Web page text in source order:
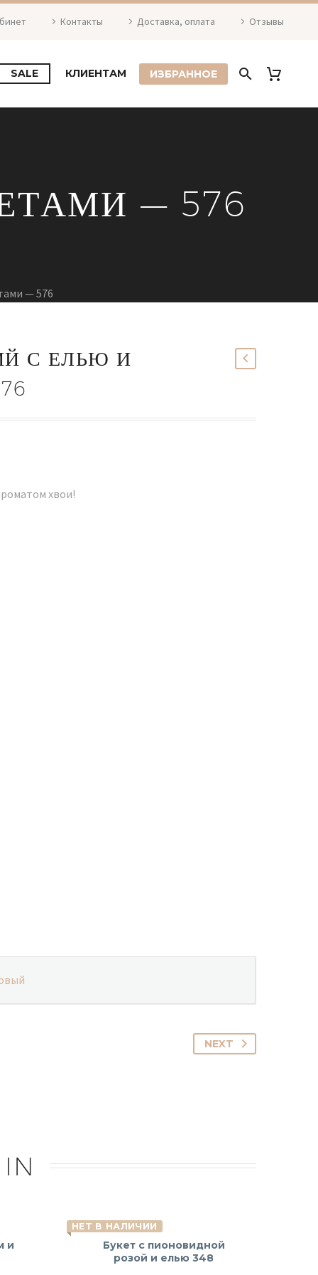
Контакты Доставка, оплата Отзывы
SALE КЛИЕНТАМ ИЗБРАННОЕ
— 576
— 576
С ЕЛЬЮ И
хвои!
NEXT
и
НЕТ В НАЛИЧИИ
Букет с пионовидной
розой и елью 348